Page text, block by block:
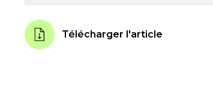
Télécharger l'article